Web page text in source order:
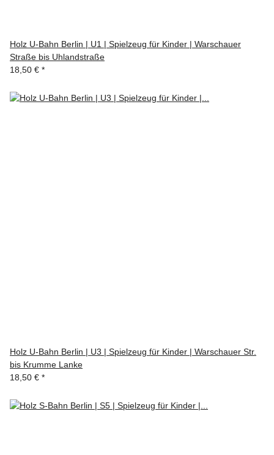
Holz U-Bahn Berlin | U1 | Spielzeug für Kinder | Warschauer
Straße bis Uhlandstraße
18,50 € *
Holz U-Bahn Berlin | U3 | Spielzeug für Kinder | Warschauer Str.
bis Krumme Lanke
18,50 € *